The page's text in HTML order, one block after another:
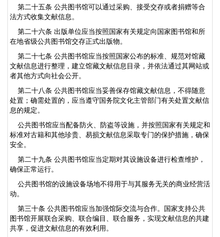
第二十五条 公共图书馆可以通过采购、接受交存或者捐赠等合
法方式收集文献信息。
第二十六条 出版单位应当按照国家有关规定向国家图书馆和所
在地省级公共图书馆交存正式出版物。
第二十七条 公共图书馆应当按照国家公布的标准、规范对馆藏
文献信息进行整理，建立馆藏文献信息目录，并依法通过其网站或
者其他方式向社会公开。
第二十八条 公共图书馆应当妥善保存馆藏文献信息，不得随意
处置；确需处置的，应当遵守国务院文化主管部门有关处置文献信
息的规定。
公共图书馆应当配备防火、防盗等设施，并按照国家有关规定和
标准对古籍和其他珍贵、易损文献信息采取专门的保护措施，确保
安全。
第二十九条 公共图书馆应当定期对其设施设备进行检查维护，
确保正常运行。
公共图书馆的设施设备场地不得用于与其服务无关的商业经营活
动。
第三十条 公共图书馆应当加强馆际交流与合作。国家支持公共
图书馆开展联合采购、联合编目、联合服务，实现文献信息的共建
共享，促进文献信息的有效利用。